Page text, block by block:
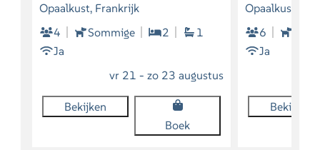
Opaalkust, Frankrijk
4
Sommige 2
1
Ja
vr 21 - zo 23 augustus
Bekijken
Boek
Opaalkust,
6
Ja
Bekijken